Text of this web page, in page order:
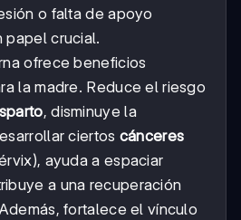
o falta de apoyo
papel crucial.
ofrece beneficios
la madre. Reduce el riesgo
, disminuye la
ciertos cánceres
ayuda a espaciar
a una recuperación
fortalece el vínculo